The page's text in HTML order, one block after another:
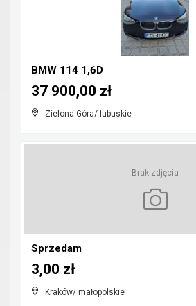
BMW 114 1,6D
Zielona Góra/ lubuskie
37 900,00 zł
Brak zdjęcia
Sprzedam
Kraków/ małopolskie
3,00 zł